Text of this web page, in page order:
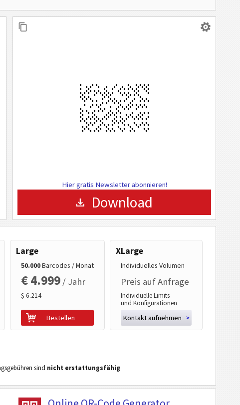
Hier gratis Newsletter abonnieren!
Download
Large
50.000Barcodes / Monat
€ 4.999/ Jahr
$ 6.214
Bestellen
XLarge
Individuelles Volumen
Preis auf Anfrage
Individuelle Limits
und Konfigurationen
Kontakt aufnehmen >
sind nicht erstattungsfähig